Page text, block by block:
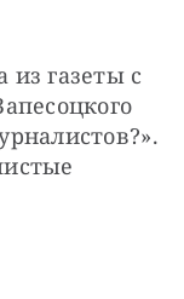
газеты с